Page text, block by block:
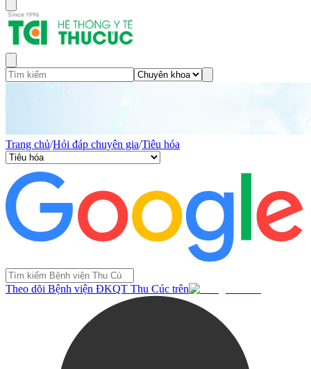
Trang chủ/Hỏi đáp chuyên gia/Tiêu hóa
Theo dõi Bệnh viện ĐKQT Thu Cúc trên